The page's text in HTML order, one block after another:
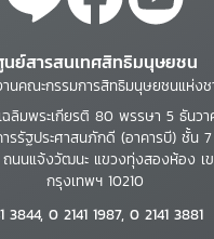
นย์สารสนเทศสิทธิมนุษยชน
นคณะกรรมการสิทธิมนุษยชนแห่ง
ฉลิมพระเกียรติ 80 พรรษา 5 ธันว
รรัฐประศาสนภักดี (อาคารบี) ชั้น 7
นนแจ้งวัฒนะ แขวงทุ่งสองห้อง เ
กรุงเทพฯ 10210
3844, 0 2141 1987, 0 2141 3881